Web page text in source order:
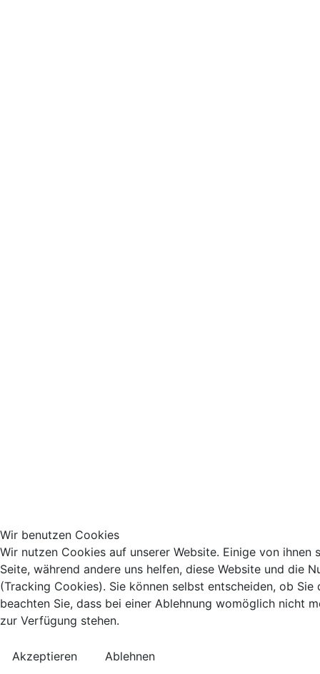
Wir benutzen Cookies
Wir nutzen Cookies auf unserer Website. Einige von ihnen
Seite, während andere uns helfen, diese Website und die
(Tracking Cookies). Sie können selbst entscheiden, ob
beachten Sie, dass bei einer Ablehnung womöglich nicht
zur Verfügung stehen.
Akzeptieren Ablehnen